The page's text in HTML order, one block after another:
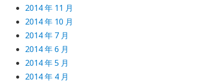
2014 年 11 月
2014 年 10 月
2014 年 7 月
2014 年 6 月
2014 年 5 月
2014 年 4 月